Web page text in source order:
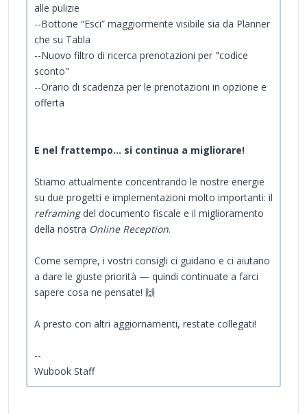
alle pulizie
--Bottone “Esci” maggiormente visibile sia da Planner
che su Tabla
--Nuovo filtro di ricerca prenotazioni per "codice
sconto"
--Orario di scadenza per le prenotazioni in opzione e
offerta
E nel frattempo… si continua a migliorare!
Stiamo attualmente concentrando le nostre energie
su due progetti e implementazioni molto importanti: il
reframingdel documento fiscale e il miglioramento
della nostra Online Reception.
Come sempre, i vostri consigli ci guidano e ci aiutano
a dare le giuste priorità — quindi continuate a farci
sapere cosa ne pensate! 🙌
A presto con altri aggiornamenti, restate collegati!
--
Wubook Staff